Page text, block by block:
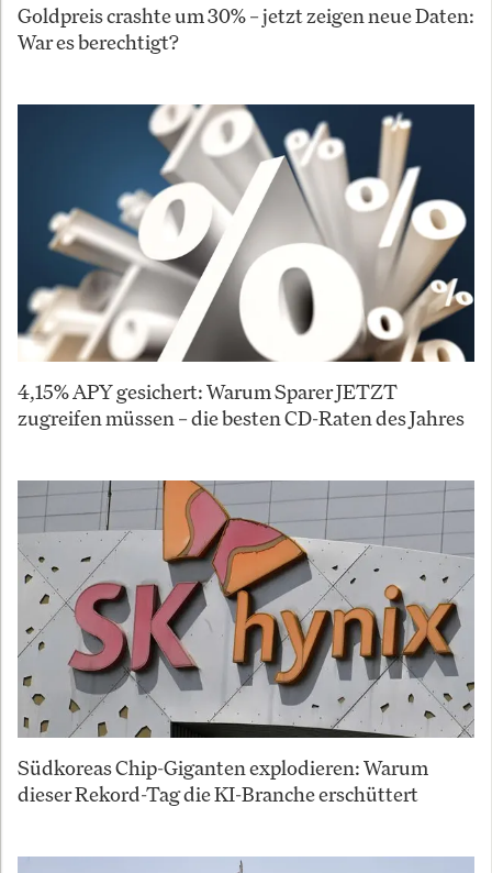
Goldpreis crashte um 30% – jetzt zeigen neue Daten:
War es berechtigt?
4,15% APY gesichert: Warum Sparer JETZT
zugreifen müssen – die besten CD-Raten des Jahres
Südkoreas Chip-Giganten explodieren: Warum
dieser Rekord-Tag die KI-Branche erschüttert